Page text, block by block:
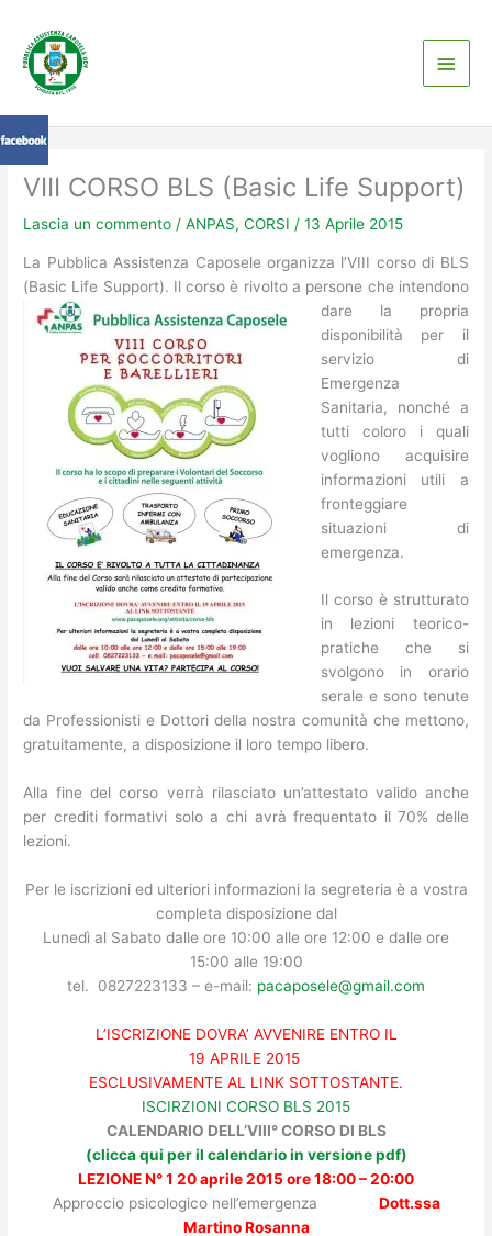
contenuto
Menu
VIII CORSO BLS (Basic Life Support)
Lascia un commento /ANPAS,CORSI /13 Aprile 2015
La Pubblica Assistenza Caposele organizza l’VIII corso di BLS
(Basic Life Support). Il corso è rivolto a persone che intendono
dare la propria
disponibilità per il
servizio di
Emergenza
Sanitaria, nonché a
tutti coloro i quali
vogliono acquisire
informazioni utili a
fronteggiare
situazioni di
emergenza.
Il corso è strutturato
in lezioni teorico-
pratiche che si
svolgono in orario
serale e sono tenute
da Professionisti e Dottori della nostra comunità che mettono,
gratuitamente, a disposizione il loro tempo libero.
Alla fine del corso verrà rilasciato un’attestato valido anche
per crediti formativi solo a chi avrà frequentato il 70% delle
lezioni.
Per le iscrizioni ed ulteriori informazioni la segreteria è a vostra
completa disposizione dal
Lunedì al Sabato dalle ore 10:00 alle ore 12:00 e dalle ore
15:00 alle 19:00
tel. 0827223133 – e-mail: pacaposele@gmail.com
L’ISCRIZIONE DOVRA’ AVVENIRE ENTRO IL
19 APRILE 2015
ESCLUSIVAMENTE AL LINK SOTTOSTANTE.
ISCIRZIONI CORSO BLS 2015
CALENDARIO DELL’VIII° CORSO DI BLS
(clicca qui per il calendario in versione pdf)
LEZIONE N° 1 20 aprile 2015 ore 18:00 – 20:00
Approccio psicologico nell’emergenza Dott.ssa
Martino Rosanna